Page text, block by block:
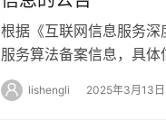
根据《互联网信息服务
服务算法备案信息，具
（https://
lishengli 2025年3月13日